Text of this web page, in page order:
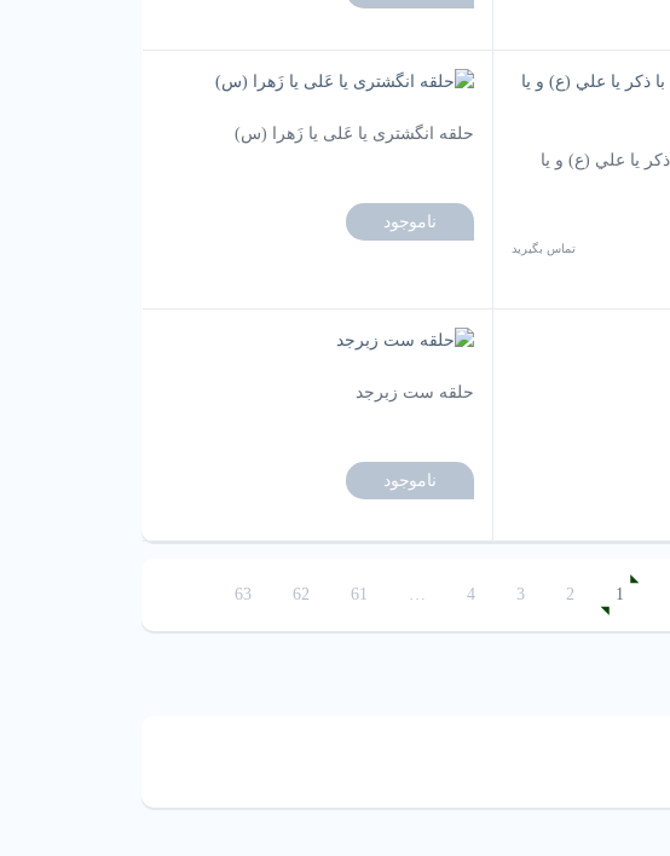
يا علي (ع) و يا
تماس بگیرید
حلقه انگشتری یا عَلی یا زَهرا (س)
ناموجود
حلقه ست زبرجد
ناموجود
1
2
3
4
…
61
62
63